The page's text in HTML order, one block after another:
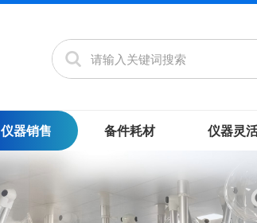
仪器销售 备件耗材 仪器灵